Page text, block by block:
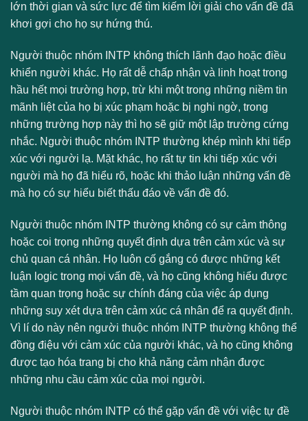
lớn thời gian và sức lực để tìm kiếm lời giải cho vấn đề đã
khơi gợi cho họ sự hứng thú.
Người thuộc nhóm INTP không thích lãnh đạo hoặc điều
khiển người khác. Họ rất dễ chấp nhận và linh hoạt trong
hầu hết mọi trường hợp, trừ khi một trong những niềm tin
mãnh liệt của họ bị xúc phạm hoặc bị nghi ngờ, trong
những trường hợp này thì họ sẽ giữ một lập trường cứng
nhắc. Người thuộc nhóm INTP thường khép mình khi tiếp
xúc với người lạ. Mặt khác, họ rất tự tin khi tiếp xúc với
người mà họ đã hiểu rõ, hoặc khi thảo luận những vấn đề
mà họ có sự hiểu biết thấu đáo về vấn đề đó.
Người thuộc nhóm INTP thường không có sự cảm thông
hoặc coi trọng những quyết định dựa trên cảm xúc và sự
chủ quan cá nhân. Họ luôn cố gắng có được những kết
luận logic trong mọi vấn đề, và họ cũng không hiểu được
tầm quan trọng hoặc sự chính đáng của việc áp dụng
những suy xét dựa trên cảm xúc cá nhân để ra quyết định.
Vì lí do này nên người thuộc nhóm INTP thường không thể
đồng điệu với cảm xúc của người khác, và họ cũng không
được tạo hóa trang bị cho khả năng cảm nhận được
những nhu cầu cảm xúc của mọi người.
Người thuộc nhóm INTP có thể gặp vấn đề với việc tự đề